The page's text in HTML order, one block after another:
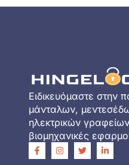
Ειδικευόμαστε στην
μάνταλων,
ηλεκτρικών γραφείων
βιομηχανικές